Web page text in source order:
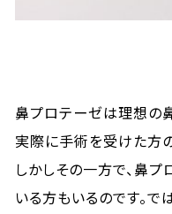
鼻プロテーゼは理想の
実際に手術を受けた方
しかしその一方で、鼻
いる方もいるのです。で